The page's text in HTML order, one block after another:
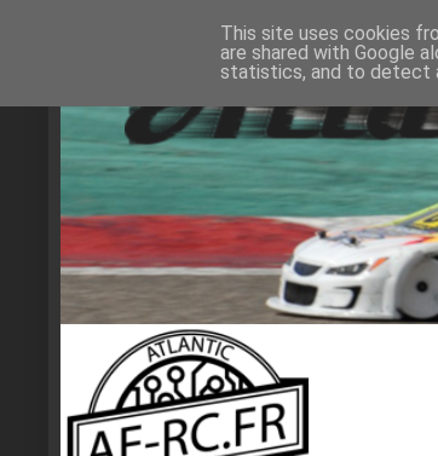
This site uses cookies
are shared with Google
statistics, and to detect